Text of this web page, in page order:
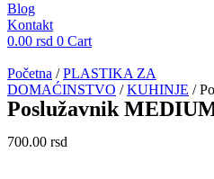
Blog
Kontakt
0.00 rsd 0 Cart
Početna /PLASTIKA ZA
DOMAĆINSTVO /KUHINJE /
Poslužavnik
700.00 rsd